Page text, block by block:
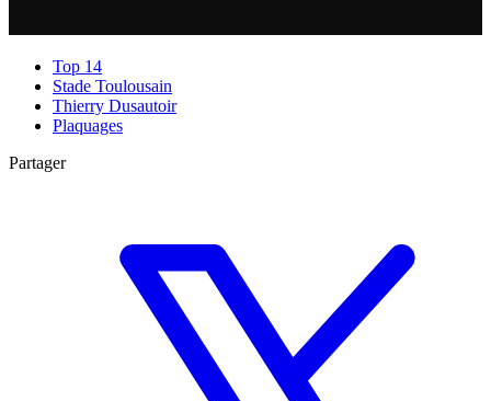
Top 14
Stade Toulousain
Thierry Dusautoir
Plaquages
Partager